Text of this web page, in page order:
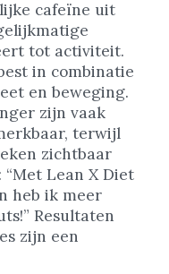
cafeïne uit
tot activiteit.
in combinatie
en beweging.
zijn vaak
terwijl
zichtbaar
Lean X Diet
heb ik meer
Resultaten
zijn een